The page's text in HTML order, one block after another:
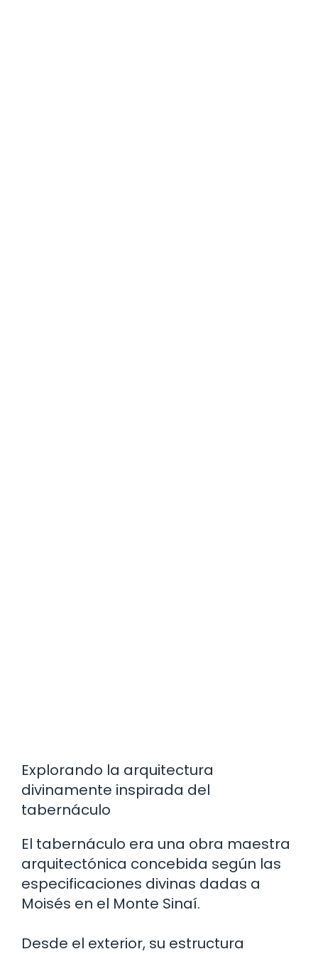
Explorando la arquitectura
divinamente inspirada del
tabernáculo
El tabernáculo era una obra maestra
arquitectónica concebida según las
especificaciones divinas dadas a
Moisés en el Monte Sinaí.
Desde el exterior, su estructura